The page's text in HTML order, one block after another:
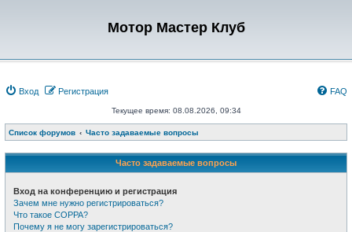
Мотор Мастер Клуб
Вход Регистрация FAQ
Текущее время: 08.08.2026, 09:34
Список форумов Часто задаваемые вопросы
Часто задаваемые вопросы
Вход на конференцию и регистрация
Зачем мне нужно регистрироваться?
Что такое COPPA?
Почему я не могу зарегистрироваться?